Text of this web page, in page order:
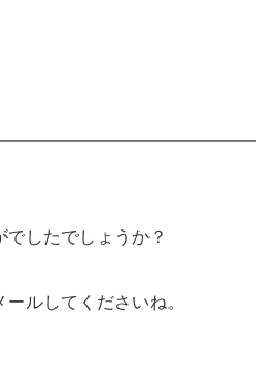
したでしょうか？
ルしてくださいね。